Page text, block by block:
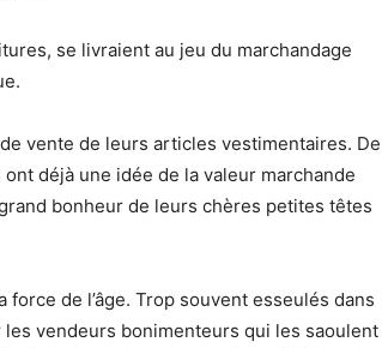
se livraient au jeu du marchandage
vente de leurs articles vestimentaires. De
ont déjà une idée de la valeur marchande
bonheur de leurs chères petites têtes
de l’âge. Trop souvent esseulés dans
vendeurs bonimenteurs qui les saoulent